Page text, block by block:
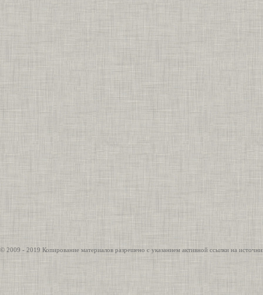
© 2009 - 2019 Копирование материалов разрешено с указанием активной ссылки на